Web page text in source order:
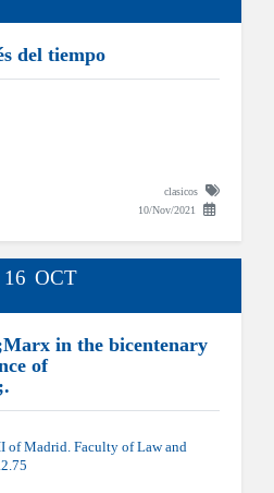
del tiempo
clasicos
10/Nov/2021
16 OCT
in the bicentenary
of
of Madrid. Faculty of Law and